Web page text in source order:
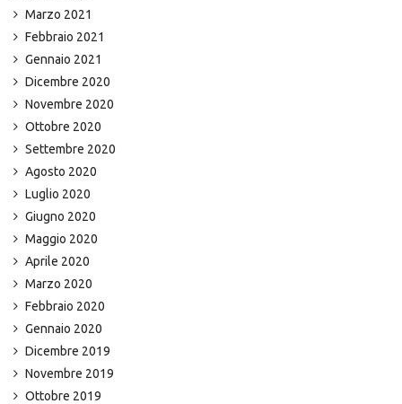
Marzo 2021
Febbraio 2021
Gennaio 2021
Dicembre 2020
Novembre 2020
Ottobre 2020
Settembre 2020
Agosto 2020
Luglio 2020
Giugno 2020
Maggio 2020
Aprile 2020
Marzo 2020
Febbraio 2020
Gennaio 2020
Dicembre 2019
Novembre 2019
Ottobre 2019